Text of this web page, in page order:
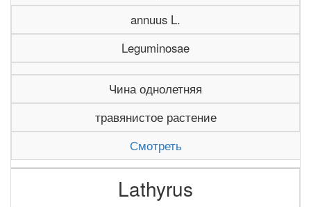
annuus L.
Leguminosae
Чина однолетняя
травянистое растение
Смотреть
Lathyrus